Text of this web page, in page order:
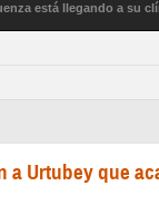
está llegando a su
a Urtubey que